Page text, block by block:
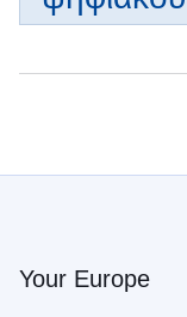
Your Europe